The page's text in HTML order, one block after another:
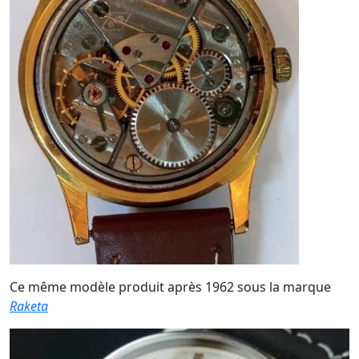
Ce même modèle produit après 1962 sous la marque
Raketa